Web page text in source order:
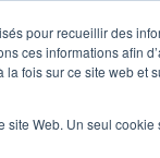
pour recueillir des
ces informations afin
fois sur ce site web et
Web. Un seul